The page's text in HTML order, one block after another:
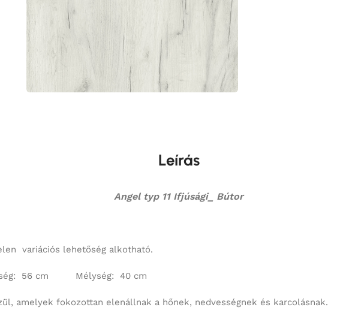
Leírás
Angel typ 11 Ifjúsági_ Bútor
variációs lehetőség alkotható.
56 cm Mélység: 40 cm
amelyek fokozottan elenállnak a hőnek, nedvességnek és karcolásnak.